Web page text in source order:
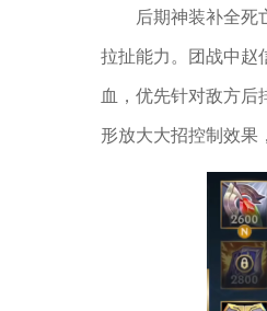
后期神装补全死
拉扯能力。团战中赵
血，优先针对敌方后
形放大大招控制效果